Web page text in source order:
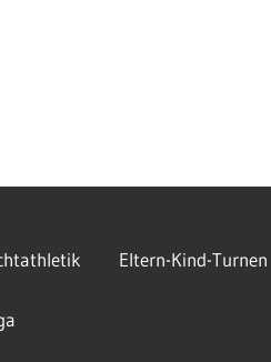
Eltern-Kind-Turnen